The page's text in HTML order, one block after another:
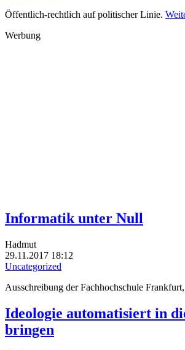
Öffentlich-rechtlich auf politischer Linie.
Werbung
Informatik unter Null
Hadmut
29.11.2017 18:12
Uncategorized
Ausschreibung der Fachhochschule Frankfurt,
Ideologie automatisiert in
bringen